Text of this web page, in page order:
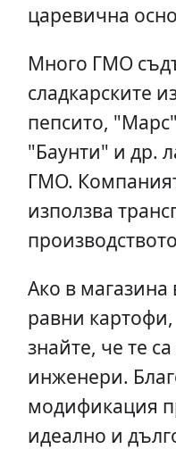
царевична
Много ГМО
сладкарските
пепсито,
"Баунти" и др.
ГМО.
използва
Ако в магазина
равни
знайте, че те
инженери.
модификация
идеално и